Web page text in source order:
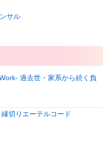
サル
過去世・家系から続く負
切りエーテルコード